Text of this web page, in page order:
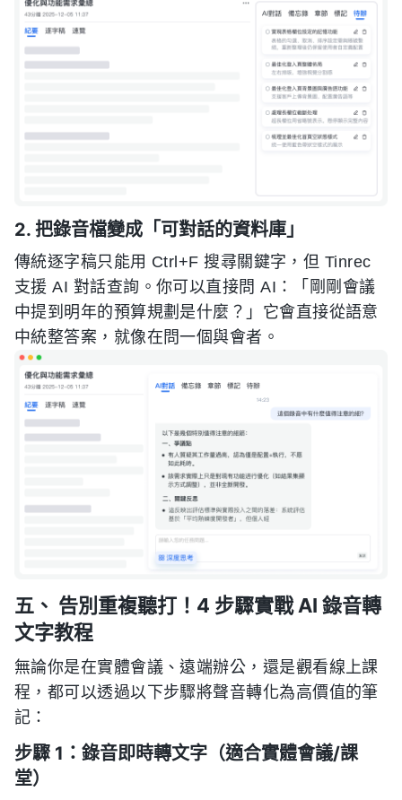
2. 把錄音檔變成「可對話的資料庫」
傳統逐字稿只能用 Ctrl+F 搜尋關鍵字，但 Tinrec
支援 AI 對話查詢。你可以直接問 AI：「剛剛會議
中提到明年的預算規劃是什麼？」它會直接從語意
中統整答案，就像在問一個與會者。
五、 告別重複聽打！4 步驟實戰 AI 錄音轉
文字教程
無論你是在實體會議、遠端辦公，還是觀看線上課
程，都可以透過以下步驟將聲音轉化為高價值的筆
記：
步驟 1：錄音即時轉文字（適合實體會議/課
堂）